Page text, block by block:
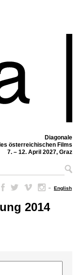
Diagonale
österreichischen Films
7. – 12. April 2027, Graz
– English
2014